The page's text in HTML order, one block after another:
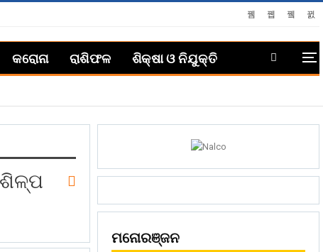
କରୋନା ରାଶିଫଳ ଶିକ୍ଷା ଓ ନିଯୁକ୍ତି
ଶିଳ୍ପ
ମନୋରଞ୍ଜନ